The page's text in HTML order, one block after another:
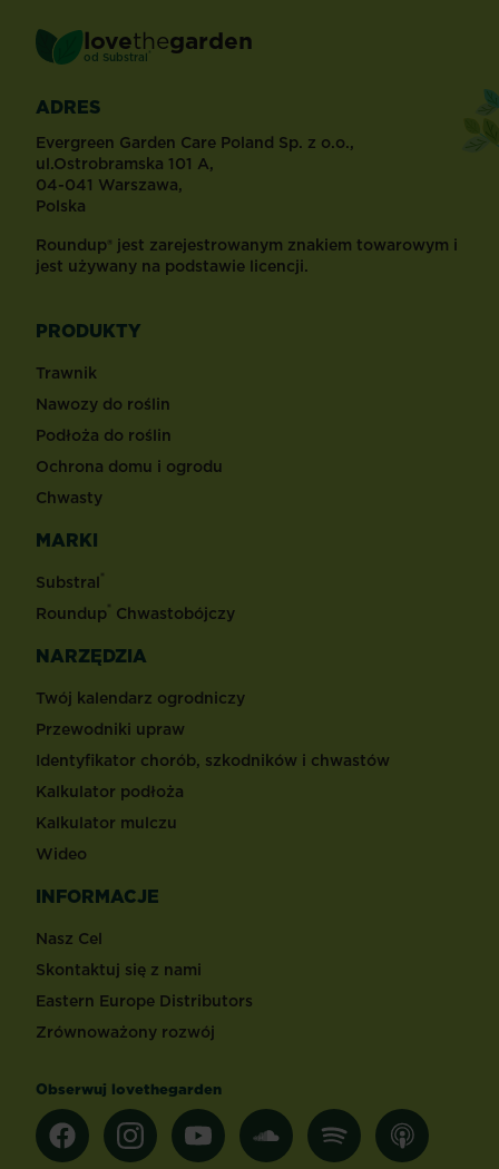
lovethegarden
od Substral ®
ADRES
Evergreen Garden Care Poland Sp. z o.o.,
ul.Ostrobramska 101 A,
04-041 Warszawa,
Polska
Roundup® jest zarejestrowanym znakiem towarowym i
jest używany na podstawie licencji.
PRODUKTY
Trawnik
Nawozy do roślin
Podłoża do roślin
Ochrona domu i ogrodu
Chwasty
MARKI
Substral®
Roundup® Chwastobójczy
NARZĘDZIA
Twój kalendarz ogrodniczy
Przewodniki upraw
Identyfikator chorób, szkodników i chwastów
Kalkulator podłoża
Kalkulator mulczu
Wideo
INFORMACJE
Nasz Cel
Skontaktuj się z nami
Eastern Europe Distributors
Zrównoważony rozwój
Obserwuj lovethegarden